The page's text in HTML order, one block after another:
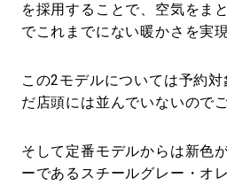
を採用することで、空気をま
でこれまでにない暖かさを実
この2モデルについては予約
だ店頭には並んでいないので
そして定番モデルからは新色
ーであるスチールグレー・オ